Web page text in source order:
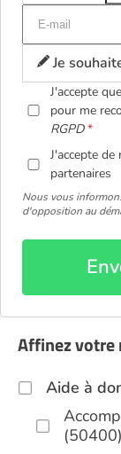
Je
J'accepte
pour me
RGPD
J'accepte
partenaires
Nous vous
d'opposition au
Affinez votre
Aide à
(50400)